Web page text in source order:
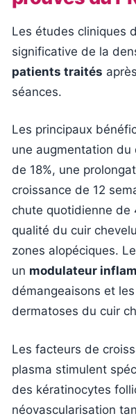
Les études cliniques
significative de la
patients traités
séances.
Les principaux
une augmentation
de 18%, une
croissance de 12
chute quotidienne de
qualité du cuir
zones alopéciques.
un modulateur
démangeaisons et
dermatoses du cuir
Les facteurs de
plasma stimulent
des kératinocytes
néovascularisation